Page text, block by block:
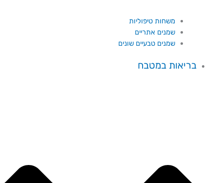
משחות טיפוליות
שמנים אתריים
שמנים טבעיים שונים
בריאות במטבח